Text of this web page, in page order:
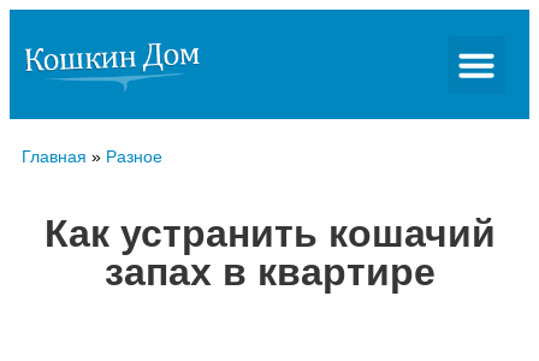
Главная » Разное
Как устранить кошачий
запах в квартире